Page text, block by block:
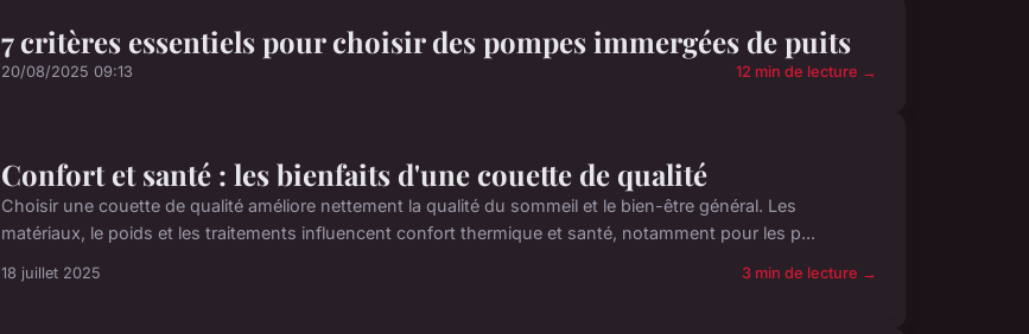
7 critères essentiels pour choisir des pompes immergées de puits
20/08/2025 09:13 12 min de lecture →
Confort et santé : les bienfaits d'une couette de qualité
Choisir une couette de qualité améliore nettement la qualité du sommeil et le bien-être général. Les
matériaux, le poids et les traitements influencent confort thermique et santé, notamment pour les p...
18 juillet 2025 3 min de lecture →